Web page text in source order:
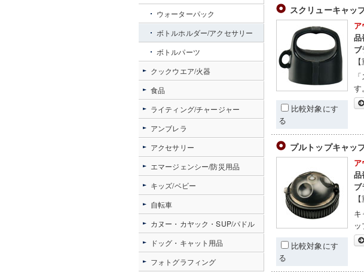
スクリューキャッ
比較対象にす
る
ア
品
ブ
す。
プルトップキャッ
比較対象にす
る
ア
品
ブ
ッ
ウォーターパック
ボトルホルダー/アクセサリー
ボトルパーツ
クックウエア/火器
食品
ライティング/チャージャー
アンブレラ
アクセサリー
エマージェンシー/防災用品
キッズ/ベビー
自転車
カヌー・カヤック・SUP/パドル
ドッグ・キャット用品
フォトグラフィング